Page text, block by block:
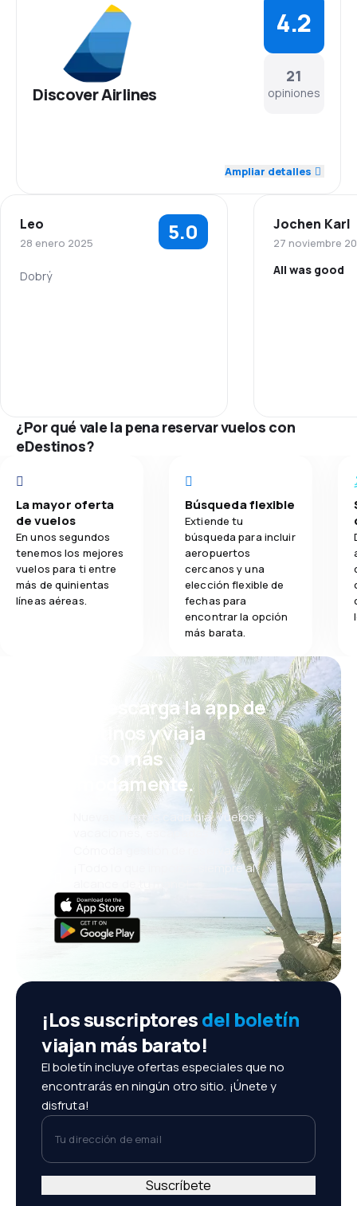
Discover Airlines
21
opiniones
4.2
4.0
Precio del billete 3.9
Ampliar detalles
Leo
28 enero 2025 5.0
Dobrý
Jochen Karl
27 noviembre
All was good
¿Por qué vale la pena reservar vuelos con
eDestinos?
La mayor oferta
de vuelos
En unos segundos
tenemos los mejores
vuelos para ti entre
más de quinientas
líneas aéreas.
Búsqueda flexible
Extiende tu
búsqueda para incluir
aeropuertos
cercanos y una
elección flexible de
fechas para
encontrar la opción
más barata.
¡Eh! Descarga la app de
eDestinos y viaja
incluso más
cómodamente.
Nuevas ofertas cada día: vuelos,
vacaciones, escapadas
Cómoda gestión de reservas
¡Todo lo que importa, siempre al
¡Los suscriptoresdel boletín
viajan más barato!
El boletín incluye ofertas especiales que no
encontrarás en ningún otro sitio. ¡Únete y
disfruta!
Tu dirección de email
Suscríbete